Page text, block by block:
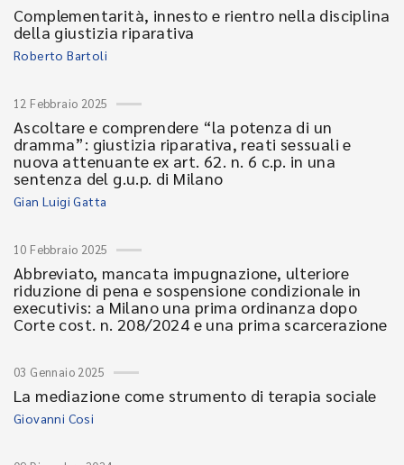
Complementarità, innesto e rientro nella disciplina
della giustizia riparativa
Roberto Bartoli
12 Febbraio 2025
Ascoltare e comprendere “la potenza di un
dramma”: giustizia riparativa, reati sessuali e
nuova attenuante ex art. 62. n. 6 c.p. in una
sentenza del g.u.p. di Milano
Gian Luigi Gatta
10 Febbraio 2025
Abbreviato, mancata impugnazione, ulteriore
riduzione di pena e sospensione condizionale in
executivis: a Milano una prima ordinanza dopo
Corte cost. n. 208/2024 e una prima scarcerazione
03 Gennaio 2025
La mediazione come strumento di terapia sociale
Giovanni Cosi